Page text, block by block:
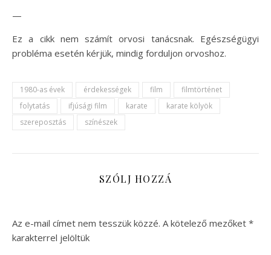
—
Ez a cikk nem számít orvosi tanácsnak. Egészségügyi
probléma esetén kérjük, mindig forduljon orvoshoz.
1980-as évek érdekességek film
filmtörténet
folytatás
ifjúsági film karate
karate kölyök
szereposztás
színészek
SZÓLJ HOZZÁ
Az e-mail címet nem tesszük közzé. A kötelező mezőket *
karakterrel jelöltük